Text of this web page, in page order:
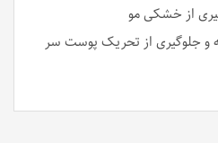
از خشکی مو
و جلوگیری از تحریک پوست سر